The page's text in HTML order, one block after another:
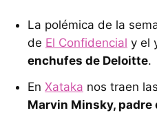
La polémica de la
de El Confidencial y el
enchufes de Deloitte.
En Xataka nos traen
Marvin Minsky,